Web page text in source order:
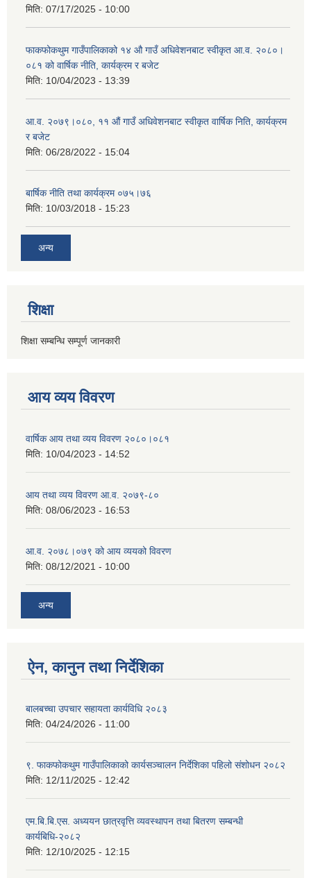
मिति: 07/17/2025 - 10:00
फाकफोकथुम गाउँपालिकाको १४ औ गाउँ अधिवेशनबाट स्वीकृत आ.व. २०८०।
०८१ को वार्षिक नीति, कार्यक्रम र बजेट
मिति: 10/04/2023 - 13:39
आ.व. २०७९।०८०, ११ औं गाउँ अधिवेशनबाट स्वीकृत वार्षिक निति, कार्यक्रम
र बजेट
मिति: 06/28/2022 - 15:04
बार्षिक नीति तथा कार्यक्रम ०७५।७६
मिति: 10/03/2018 - 15:23
अन्य
शिक्षा
शिक्षा सम्बन्धि सम्पूर्ण जानकारी
आय व्यय विवरण
वार्षिक आय तथा व्यय विवरण २०८०।०८१
मिति: 10/04/2023 - 14:52
आय तथा व्यय विवरण आ.व. २०७९-८०
मिति: 08/06/2023 - 16:53
आ.व. २०७८।०७९ को आय व्ययको विवरण
मिति: 08/12/2021 - 10:00
अन्य
ऐन, कानुन तथा निर्देशिका
बालबच्चा उपचार सहायता कार्यविधि २०८३
मिति: 04/24/2026 - 11:00
९. फाकफोकथुम गाउँपालिकाको कार्यसञ्चालन निर्देशिका पहिलो संशोधन २०८२
मिति: 12/11/2025 - 12:42
एम.बि.बि.एस. अध्ययन छात्रवृत्ति व्यवस्थापन तथा बितरण सम्बन्धी
कार्यबिधि-२०८२
मिति: 12/10/2025 - 12:15